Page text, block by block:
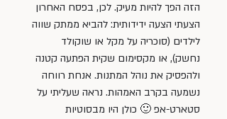
הזה הפך להיות מעיק. לכן, בפסח האחרון
הצעתי הצעה ידידותית: להביא ממתק שווה
לילדים (סוכריה על מקל או שוקולד
נחשק), או מקסימום שקית הפתעה קטנה
ולהפסיק את נוהל המתנות. אנחת רווחה
נשמעה בקרב האמהות. נראה שעליתי על
סטארט-אפ 🙂 כולן היו מבסוטיות